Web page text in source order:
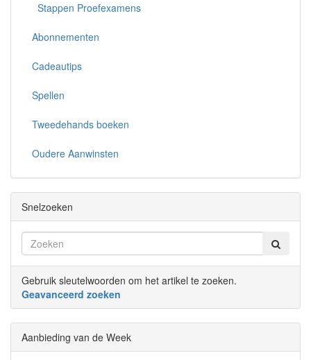
Stappen Proefexamens
Abonnementen
Cadeautips
Spellen
Tweedehands boeken
Oudere Aanwinsten
Snelzoeken
Gebruik sleutelwoorden om het artikel te zoeken.
Geavanceerd zoeken
Aanbieding van de Week